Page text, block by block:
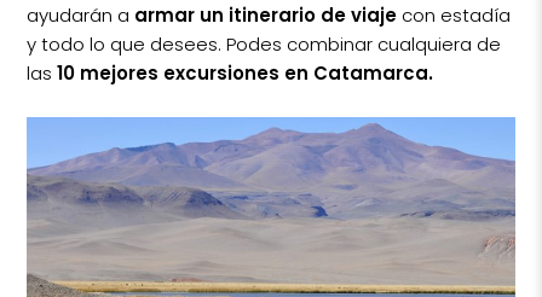
ayudarán a armar un itinerario de viaje con estadía
y todo lo que desees. Podes combinar cualquiera de
las10 mejores excursiones en Catamarca.